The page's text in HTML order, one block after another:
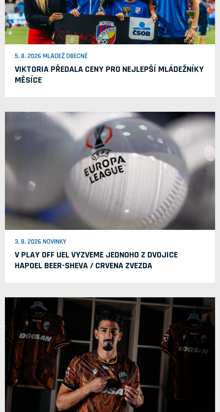
5. 8. 2026 MLÁDEŽ OBECNĚ
VIKTORIA PŘEDALA CENY PRO NEJLEPŠÍ MLÁDEŽNÍKY
MĚSÍCE
3. 8. 2026 NOVINKY
V PLAY OFF UEL VYZVEME JEDNOHO Z DVOJICE
HAPOEL BEER-SHEVA / CRVENA ZVEZDA